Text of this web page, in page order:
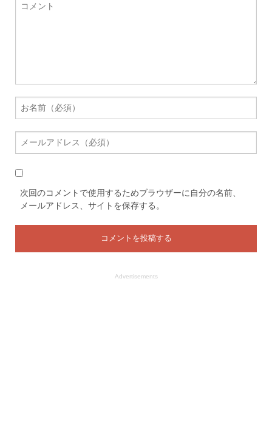
次回のコメントで使用するためブラウザーに自分の名前、
メールアドレス、サイトを保存する。
Advertisements